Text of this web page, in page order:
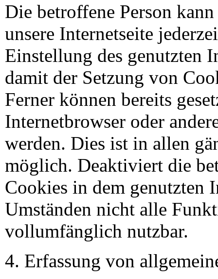
Die betroffene Person
unsere Internetseite
Einstellung des genutzten
damit der Setzung von
Ferner können bereits
Internetbrowser oder
werden. Dies ist in allen
möglich. Deaktiviert die
Cookies in dem genutzten
Umständen nicht alle
vollumfänglich nutzbar.
Erfassung von